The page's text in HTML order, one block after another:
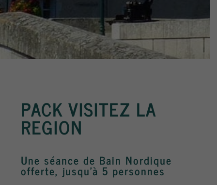
PACK VISITEZ LA
REGION
Une séance de Bain Nordique
offerte, jusqu’à 5 personnes